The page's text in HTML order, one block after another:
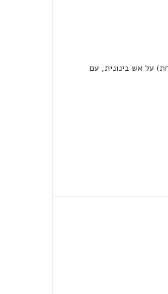
על אש בינונית, עם